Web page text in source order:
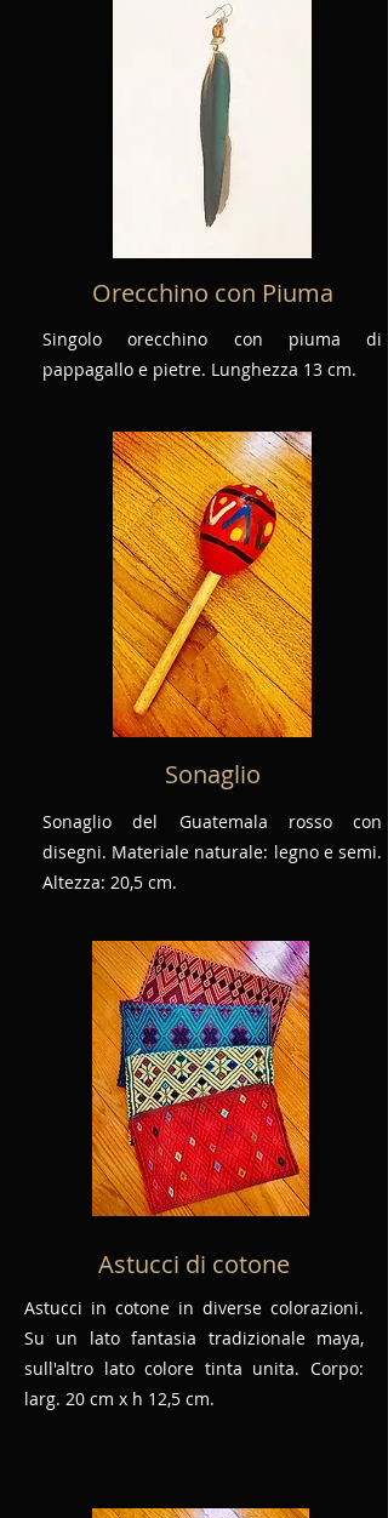
Orecchino con Piuma
Singolo orecchino con piuma di
pappagallo e pietre. Lunghezza 13 cm.
Sonaglio
Sonaglio del Guatemala rosso con
disegni. Materiale naturale: legno e semi.
Altezza: 20,5 cm.
Astucci di cotone
Astucci in cotone in diverse colorazioni.
Su un lato fantasia tradizionale maya,
sull'altro lato colore tinta unita. Corpo:
larg. 20 cm x h 12,5 cm.